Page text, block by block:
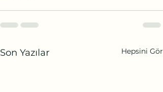
Son Yazılar Hepsini Gör